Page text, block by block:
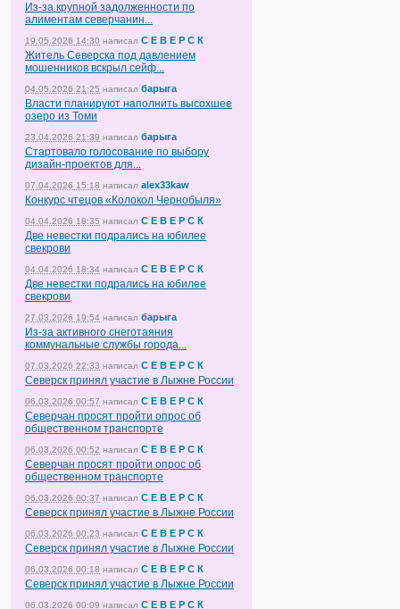
Из-за крупной задолженности по
алиментам северчанин...
19.05.2026 14:30 написал С Е В Е Р С К
Житель Северска под давлением
мошенников вскрыл сейф...
04.05.2026 21:25 написал барыга
Власти планируют наполнить высохшее
озеро из Томи
23.04.2026 21:39 написал барыга
Стартовало голосование по выбору
дизайн-проектов для...
07.04.2026 15:18 написал alex33kaw
Конкурс чтецов «Колокол Чернобыля»
04.04.2026 18:35 написал С Е В Е Р С К
Две невестки подрались на юбилее
свекрови
04.04.2026 18:34 написал С Е В Е Р С К
Две невестки подрались на юбилее
свекрови
27.03.2026 19:54 написал барыга
Из-за активного снеготаяния
коммунальные службы города...
07.03.2026 22:33 написал С Е В Е Р С К
Северск принял участие в Лыжне России
06.03.2026 00:57 написал С Е В Е Р С К
Северчан просят пройти опрос об
общественном транспорте
06.03.2026 00:52 написал С Е В Е Р С К
Северчан просят пройти опрос об
общественном транспорте
06.03.2026 00:37 написал С Е В Е Р С К
Северск принял участие в Лыжне России
06.03.2026 00:23 написал С Е В Е Р С К
Северск принял участие в Лыжне России
06.03.2026 00:18 написал С Е В Е Р С К
Северск принял участие в Лыжне России
06.03.2026 00:09 написал С Е В Е Р С К